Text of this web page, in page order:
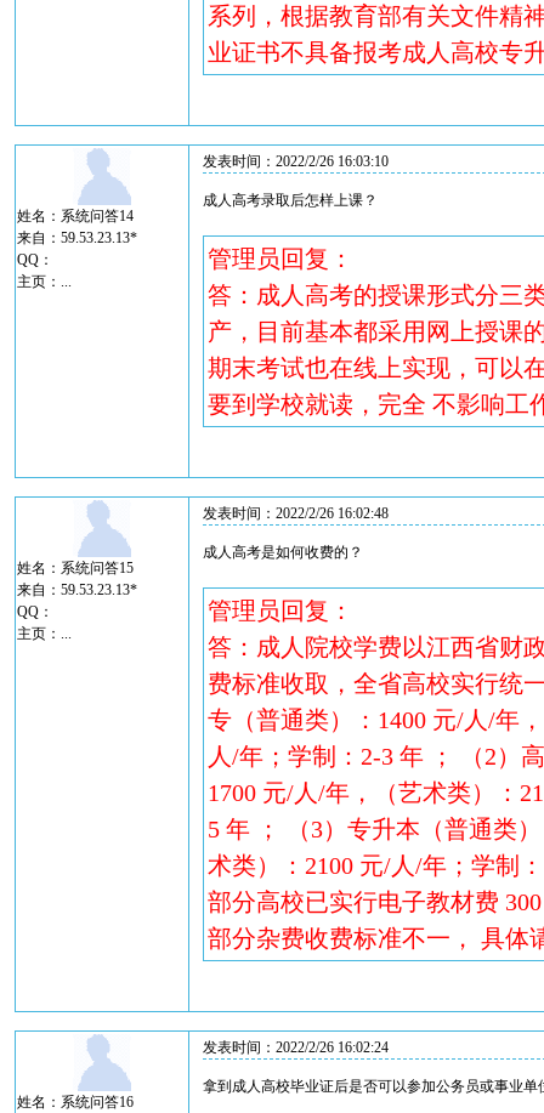
系列，根据教育部有关文件精
业证书不具备报考成人高校专
姓名：系统问答14
来自：59.53.23.13*
QQ：
主页： ...
发表时间：2022/2/26 16:03:10
成人高考录取后怎样上课？
管理员回复：
答：成人高考的授课形式分三
产，目前基本都采用网上授课
期末考试也在线上实现，可以
要到学校就读，完全 不影响工
姓名：系统问答15
来自：59.53.23.13*
QQ：
主页： ...
发表时间：2022/2/26 16:02:48
成人高考是如何收费的？
管理员回复：
答：成人院校学费以江西省财
费标准收取，全省高校实行统
专（普通类）：1400 元/人/年
人/年；学制：2-3 年 ； （2）
1700 元/人/年，（艺术类）：
5 年 ； （3）专升本（普通类
术类）：2100 元/人/年；学制
部分高校已实行电子教材费
部分杂费收费标准不一， 具体
姓名：系统问答16
发表时间：2022/2/26 16:02:24
拿到成人高校毕业证后是否可以参加公务员或事业单